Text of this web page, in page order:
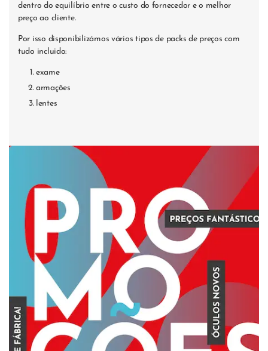
dentro do equilíbrio entre o custo do fornecedor e o melhor
preço ao cliente.
Por isso disponibilizámos vários tipos de packs de preços com
tudo incluido:
exame
armações
lentes